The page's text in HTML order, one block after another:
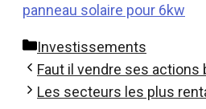
panneau solaire pour 6kw
Catégories
Investissements
Faut il vendre ses actions
Les secteurs les plus